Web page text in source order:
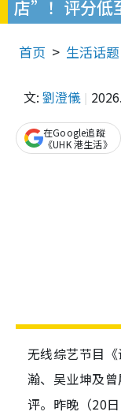
店”！评分低
首页 生活话题
文: 劉澄儀
在Google追蹤
《UHK 港生活》
无线综艺节目
瀚、吴业坤及
评。昨晚（20